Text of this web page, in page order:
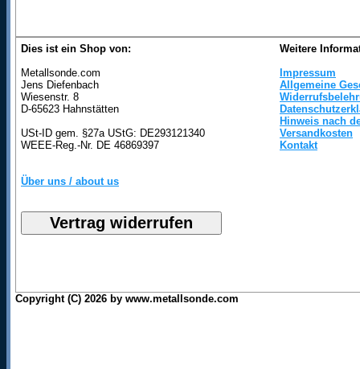
Dies ist ein Shop von:
Metallsonde.com
Jens Diefenbach
Wiesenstr. 8
D-65623 Hahnstätten
USt-ID gem. §27a UStG: DE293121340
WEEE-Reg.-Nr. DE 46869397
Über uns / about us
Weitere
Impressum
Allgemeine
Hinweis nach
Versandkosten
Kontakt
Copyright (C) 2026 by www.metallsonde.com